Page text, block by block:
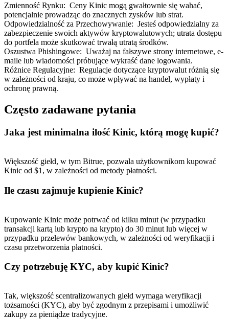
Zmienność Rynku: Ceny Kinic mogą gwałtownie się wahać,
potencjalnie prowadząc do znacznych zysków lub strat.
Odpowiedzialność za Przechowywanie: Jesteś odpowiedzialny za
zabezpieczenie swoich aktywów kryptowalutowych; utrata dostępu
do portfela może skutkować trwałą utratą środków.
Oszustwa Phishingowe: Uważaj na fałszywe strony internetowe, e-
maile lub wiadomości próbujące wykraść dane logowania.
Różnice Regulacyjne: Regulacje dotyczące kryptowalut różnią się
w zależności od kraju, co może wpływać na handel, wypłaty i
ochronę prawną.
Często zadawane pytania
Jaka jest minimalna ilość Kinic, którą mogę kupić?
Większość giełd, w tym Bitrue, pozwala użytkownikom kupować
Kinic od $1, w zależności od metody płatności.
Ile czasu zajmuje kupienie Kinic?
Kupowanie Kinic może potrwać od kilku minut (w przypadku
transakcji kartą lub krypto na krypto) do 30 minut lub więcej w
przypadku przelewów bankowych, w zależności od weryfikacji i
czasu przetworzenia płatności.
Czy potrzebuję KYC, aby kupić Kinic?
Tak, większość scentralizowanych giełd wymaga weryfikacji
tożsamości (KYC), aby być zgodnym z przepisami i umożliwić
zakupy za pieniądze tradycyjne.